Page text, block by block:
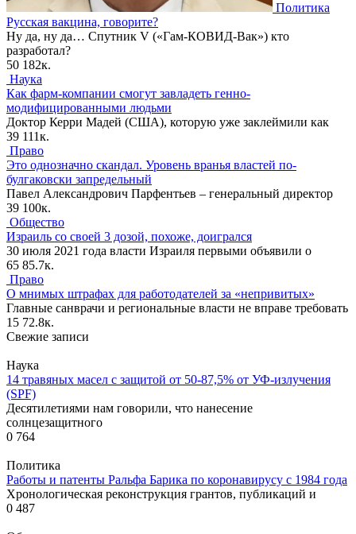
Политика
Русская вакцина, говорите?
Ну да, ну да… Спутник V («Гам-КОВИД-Вак») кто
разработал?
50 182к.
Наука
Как фарм-компании смогут завладеть генно-
модифицированными людьми
Доктор Керри Мадей (США), которую уже заклеймили как
39 111к.
Право
Это однозначно скандал. Уровень вранья властей по-
булгаковски запредельный
Павел Александрович Парфентьев – генеральный директор
39 100к.
Общество
Израиль со своей 3 дозой, похоже, доигрался
30 июля 2021 года власти Израиля первыми объявили о
65 85.7к.
Право
О мнимых штрафах для работодателей за «непривитых»
Главные санврачи и региональные власти не вправе требовать
15 72.8к.
Свежие записи
Наука
14 травяных масел с защитой от 50-87,5% от УФ-излучения
(SPF)
Десятилетиями нам говорили, что нанесение
солнцезащитного
0 764
Политика
Работы и патенты Ральфа Барика по коронавирусу с 1984 года
Хронологическая реконструкция грантов, публикаций и
0 487